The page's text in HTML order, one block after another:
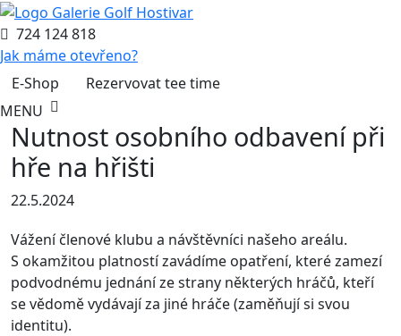
724 124 818
Jak máme otevřeno?
E-Shop
Rezervovat tee time
MENU
Nutnost osobního odbavení při
hře na hřišti
22.5.2024
Vážení členové klubu a návštěvníci našeho areálu.
S okamžitou platností zavádíme opatření, které zamezí
podvodnému jednání ze strany některých hráčů, kteří
se vědomě vydávají za jiné hráče (zaměňují si svou
identitu).